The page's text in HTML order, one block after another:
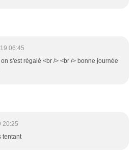
06:45
s'est régalé <br /> <br /> bonne journée
20:25
tentant